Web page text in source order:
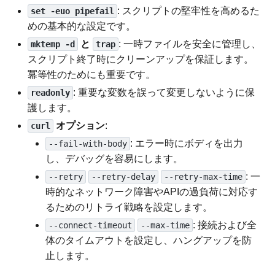
set -euo pipefail : スクリプトの堅牢性を高めるた
めの基本的な設定です。
mktemp -d と trap : 一時ファイルを安全に管理し、
スクリプト終了時にクリーンアップを保証します。
冪等性のためにも重要です。
readonly : 重要な変数を誤って変更しないように保
護します。
curl オプション:
--fail-with-body : エラー時にボディを出力
し、デバッグを容易にします。
--retry --retry-delay --retry-max-time : 一
時的なネットワーク障害やAPIの過負荷に対応す
るためのリトライ戦略を設定します。
--connect-timeout --max-time : 接続および全
体のタイムアウトを設定し、ハングアップを防
止します。